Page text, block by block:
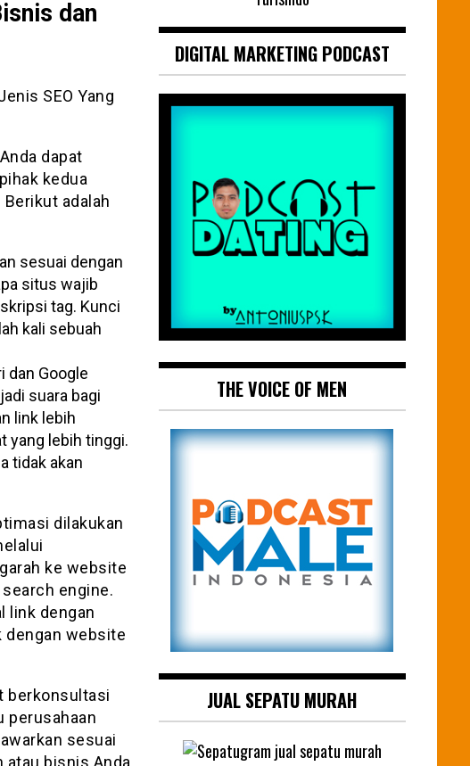
dan
dapat
kedua
adalah
sesuai dengan
situs wajib
tag. Kunci
kali sebuah
dan Google
suara bagi
link lebih
yang lebih tinggi.
tidak akan
dilakukan
ke website
engine.
link dengan
dengan website
berkonsultasi
perusahaan
sesuai
atau bisnis Anda
DIGITAL MARKETING PODCAST
THE VOICE OF MEN
JUAL SEPATU MURAH